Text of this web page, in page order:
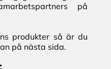
på
produkter så är du
på nästa sida.